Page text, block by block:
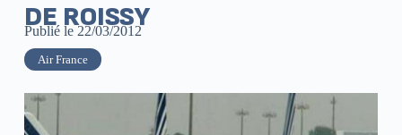
DE ROISSY
Publié le 22/03/2012
Air France